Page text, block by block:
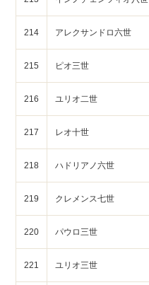
214 アレクサンドロ六世
215 ピオ三世
216 ユリオ二世
217 レオ十世
218 ハドリアノ六世
219 クレメンス七世
220 パウロ三世
221 ユリオ三世